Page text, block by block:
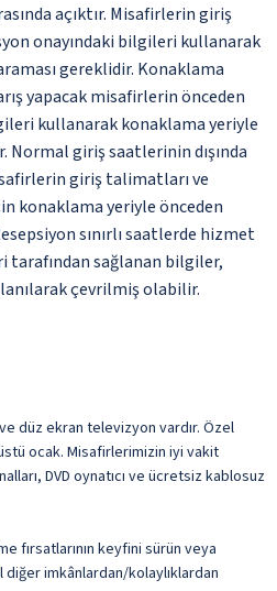
açıktır. Misafirlerin giriş
onayındaki bilgileri kullanarak
gereklidir. Konaklama
yapacak misafirlerin önceden
kullanarak konaklama yeriyle
giriş saatlerinin dışında
giriş talimatları ve
konaklama yeriyle önceden
sınırlı saatlerde hizmet
tarafından sağlanan bilgiler,
çevrilmiş olabilir.
düz ekran televizyon vardır. Özel
ocak. Misafirlerimizin iyi vakit
DVD oynatıcı ve ücretsiz kablosuz
fırsatlarının keyfini sürün veya
imkânlardan/kolaylıklardan